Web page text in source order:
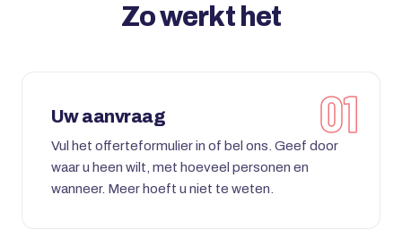
Zo werkt het
Uw aanvraag
Vul het offerteformulier in of bel ons. Geef door
waar u heen wilt, met hoeveel personen en
wanneer. Meer hoeft u niet te weten.